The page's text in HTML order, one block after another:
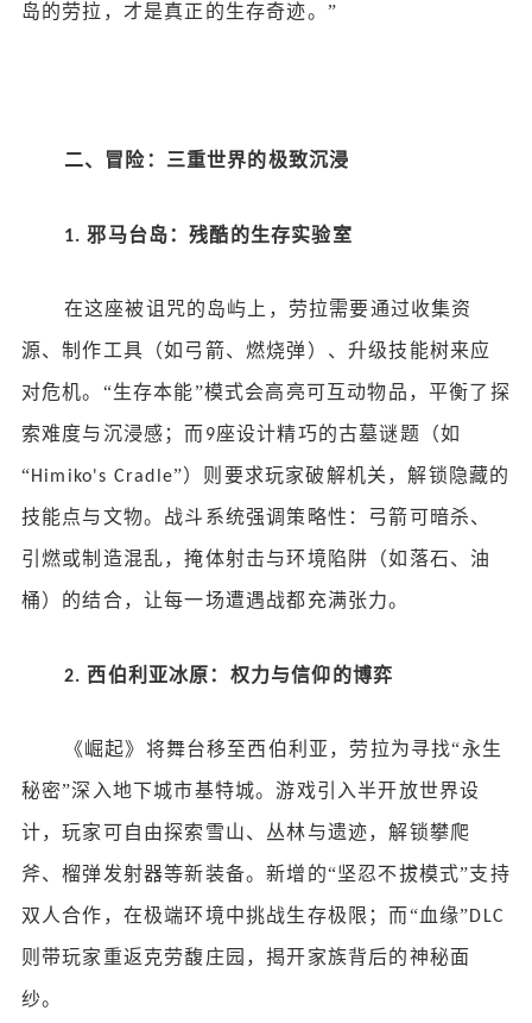
岛的劳拉，才是真正的生存奇迹。”
二、冒险：三重世界的极致沉浸
1.邪马台岛：残酷的生存实验室
在这座被诅咒的岛屿上，劳拉需要通过收集资
源、制作工具（如弓箭、燃烧弹）、升级技能树来应
对危机。 “生存本能”模式会高亮可互动物品，平衡了探
索难度与沉浸感；而 9座设计精巧的古墓谜题（如
“Himiko's Cradle”）则要求玩家破解机关，解锁隐藏的
技能点与文物。战斗系统强调策略性：弓箭可暗杀、
引燃或制造混乱，掩体射击与环境陷阱（如落石、油
桶）的结合，让每一场遭遇战都充满张力。
2. 西伯利亚冰原：权力与信仰的博弈
《崛起》将舞台移至西伯利亚，劳拉为寻找“永生
秘密”深入地下城市基特城。游戏引入半开放世界设
计，玩家可自由探索雪山、丛林与遗迹，解锁攀爬
斧、榴弹发射器等新装备。新增的“坚忍不拔模式”支持
双人合作，在极端环境中挑战生存极限；而“血缘”DLC
则带玩家重返克劳馥庄园，揭开家族背后的神秘面
纱。